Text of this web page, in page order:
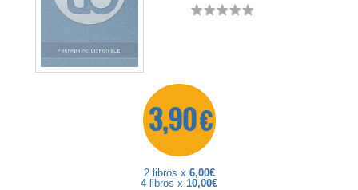
3,90 €
2 libros x 6,00€
4 libros x 10,00€